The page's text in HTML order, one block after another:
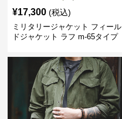
¥17,300 (税込)
ミリタリージャケット フィール
ドジャケット ラフ m-65タイプ